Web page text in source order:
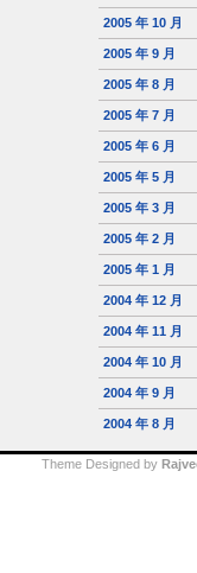
2005 年 10 月
2005 年 9 月
2005 年 8 月
2005 年 7 月
2005 年 6 月
2005 年 5 月
2005 年 3 月
2005 年 2 月
2005 年 1 月
2004 年 12 月
2004 年 11 月
2004 年 10 月
2004 年 9 月
2004 年 8 月
Theme Designed by